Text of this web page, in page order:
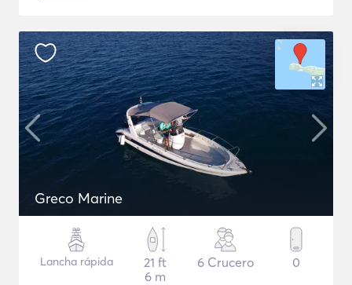
Greco Marine
Lancha rápida
21 ft
6 m
6 Crucero 0